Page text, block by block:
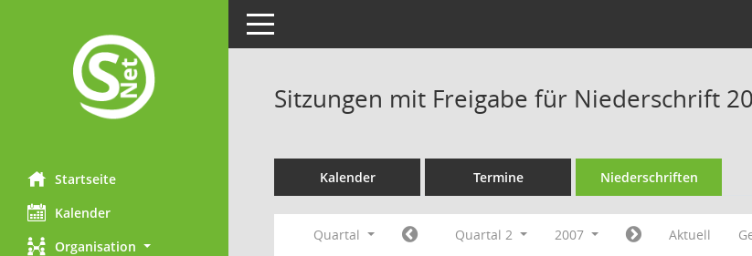
Startseite
Kalender
Organisation
Toggle navigation
Sitzungen mit Freigabe für Niederschrift
Kalender Termine Niederschriften
Quartal Quartal 2 2007 Aktuell